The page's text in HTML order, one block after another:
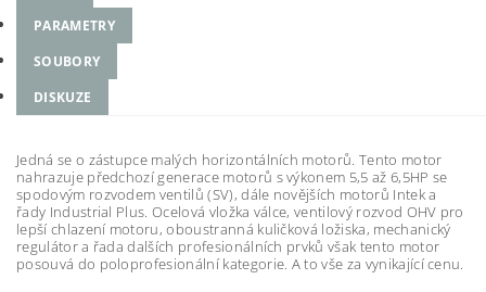
PARAMETRY
SOUBORY
DISKUZE
Jedná se o zástupce malých horizontálních motorů. Tento motor
nahrazuje předchozí generace motorů s výkonem 5,5 až 6,5HP se
spodovým rozvodem ventilů (SV), dále novějších motorů Intek a
řady Industrial Plus. Ocelová vložka válce, ventilový rozvod OHV pro
lepší chlazení motoru, oboustranná kuličková ložiska, mechanický
regulátor a řada dalších profesionálních prvků však tento motor
posouvá do poloprofesionální kategorie. A to vše za vynikající cenu.